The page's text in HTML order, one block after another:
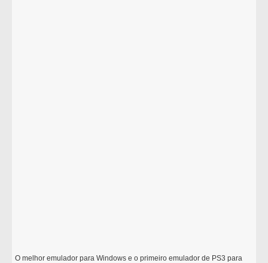
O melhor emulador para Windows e o primeiro emulador de PS3 para